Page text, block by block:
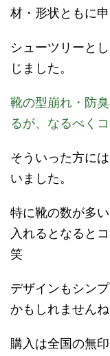
材・形状ともに申
シューツリーと
じました。
靴の型崩れ・防
るが、なるべく
そういった方に
いました。
特に靴の数が多
入れるとなると
笑
デザインもシン
かもしれませんね
購入は全国の無